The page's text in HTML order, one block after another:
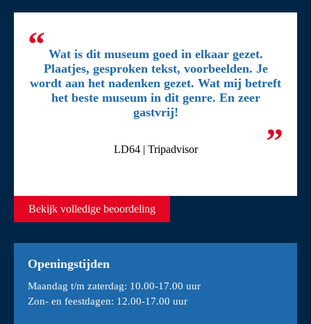
Wat is dit museum goed in elkaar gezet.
Plaatjes, gesproken tekst, voorbeelden. Je
wordt aan het nadenken gezet. Wat mij betreft
het beste museum in dit genre. En zeer
gastvrij!
LD64 | Tripadvisor
Bekijk volledige beoordeling
Openingstijden
Maandag t/m zaterdag: 10.00-17.00 uur
Zon- en feestdagen: 12.00-17.00 uur